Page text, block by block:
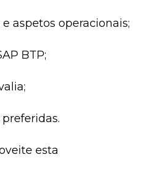
aspetos operacionais;
BTP;
esta